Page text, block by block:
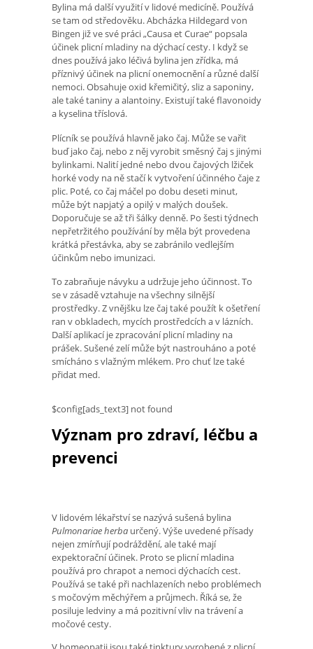
Bylina má další využití v lidové medicíně. Používá
se tam od středověku. Abcházka Hildegard von
Bingen již ve své práci „Causa et Curae“ popsala
účinek plicní mladiny na dýchací cesty. I když se
dnes používá jako léčivá bylina jen zřídka, má
příznivý účinek na plicní onemocnění a různé další
nemoci. Obsahuje oxid křemičitý, sliz a saponiny,
ale také taniny a alantoiny. Existují také flavonoidy
a kyselina tříslová.
Plícník se používá hlavně jako čaj. Může se vařit
buď jako čaj, nebo z něj vyrobit směsný čaj s jinými
bylinkami. Nalití jedné nebo dvou čajových lžiček
horké vody na ně stačí k vytvoření účinného čaje z
plic. Poté, co čaj máčel po dobu deseti minut,
může být napjatý a opilý v malých doušek.
Doporučuje se až tři šálky denně. Po šesti týdnech
nepřetržitého používání by měla být provedena
krátká přestávka, aby se zabránilo vedlejším
účinkům nebo imunizaci.
To zabraňuje návyku a udržuje jeho účinnost. To
se v zásadě vztahuje na všechny silnější
prostředky. Z vnějšku lze čaj také použít k ošetření
ran v obkladech, mycích prostředcích a v lázních.
Další aplikací je zpracování plicní mladiny na
prášek. Sušené zelí může být nastrouháno a poté
smícháno s vlažným mlékem. Pro chuť lze také
přidat med.
$config[ads_text3] not found
Význam pro zdraví, léčbu a
prevenci
V lidovém lékařství se nazývá sušená bylina
Pulmonariae herba určený. Výše uvedené přísady
nejen zmírňují podráždění, ale také mají
expektorační účinek. Proto se plicní mladina
používá pro chrapot a nemoci dýchacích cest.
Používá se také při nachlazeních nebo problémech
s močovým měchýřem a průjmech. Říká se, že
posiluje ledviny a má pozitivní vliv na trávení a
močové cesty.